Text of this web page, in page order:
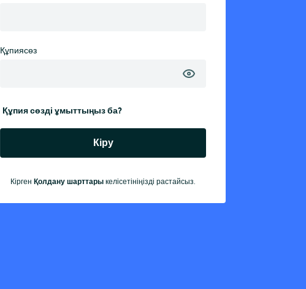
Құпиясөз
Құпия сөзді ұмыттыңыз ба?
Кіру
Кірген Қолдану шарттары келісетініңізді растайсыз.